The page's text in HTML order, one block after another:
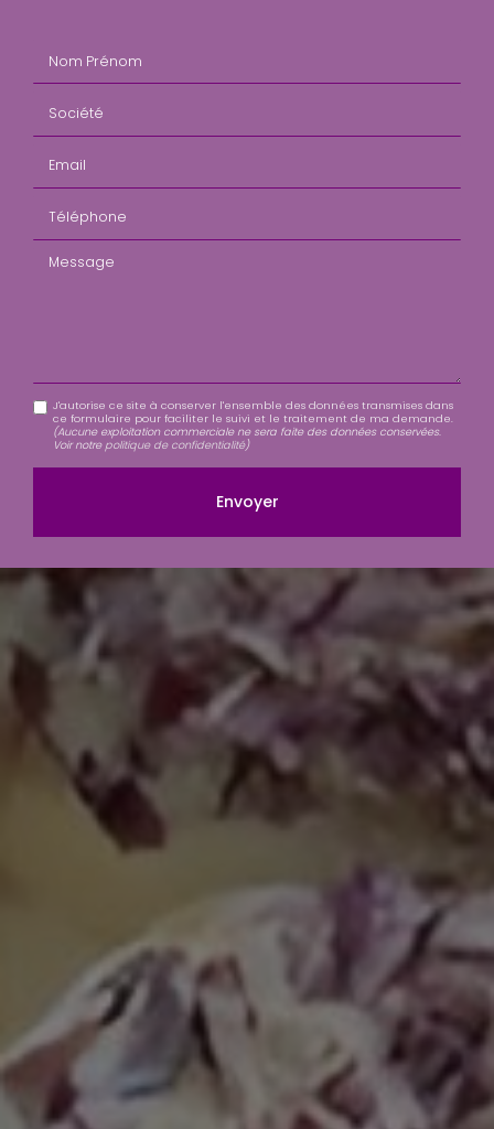
Message
J'autorise ce site à conserver l'ensemble des données transmises dans
ce formulaire pour faciliter le suivi et le traitement de ma demande.
(Aucune exploitation commerciale ne sera faite des données conservées.
Voir notre politique de confidentialité)